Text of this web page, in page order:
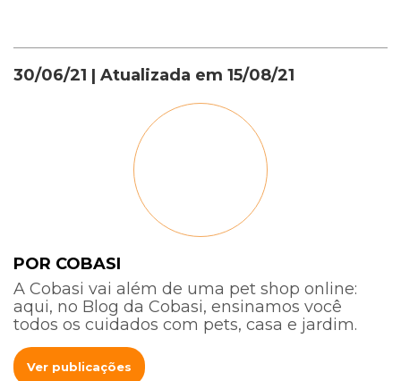
30/06/21 | Atualizada em 15/08/21
POR COBASI
A Cobasi vai além de uma pet shop online:
aqui, no Blog da Cobasi, ensinamos você
todos os cuidados com pets, casa e jardim.
Ver publicações